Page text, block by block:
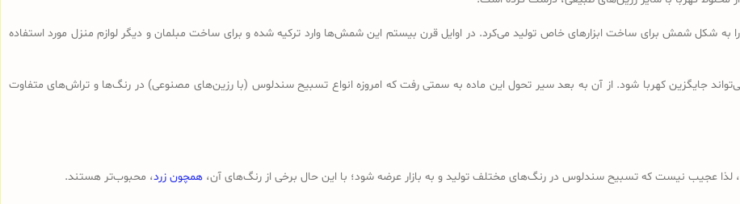
به شکل شمش برای ساخت ابزارهای خاص تولید می‌کرد. در اوایل قرن بیستم این شمش‌ها وارد ترکیه شده و برای ساخت مبلمان و دیگر لوازم منزل مورد استفاده
جایگزین کهربا شود. از آن به بعد سیر تحول این ماده به سمتی رفت که امروزه انواع تسبیح‌ سندلوس (با رزین‌های مصنوعی) در رنگ‌ها و تراش‌های متفاوت
لذا عجیب نیست که تسبیح سندلوس در رنگ‌های مختلف تولید و به بازار عرضه شود؛ با این حال برخی از رنگ‌های آن، همچون زرد، محبوب‌تر هستند.